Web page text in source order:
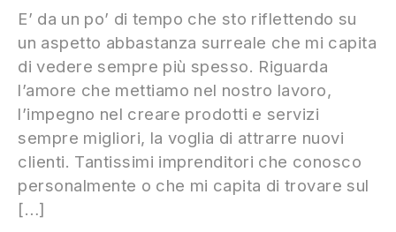
E’ da un po’ di tempo che sto riflettendo su
un aspetto abbastanza surreale che mi capita
di vedere sempre più spesso. Riguarda
l’amore che mettiamo nel nostro lavoro,
l’impegno nel creare prodotti e servizi
sempre migliori, la voglia di attrarre nuovi
clienti. Tantissimi imprenditori che conosco
personalmente o che mi capita di trovare sul
[…]